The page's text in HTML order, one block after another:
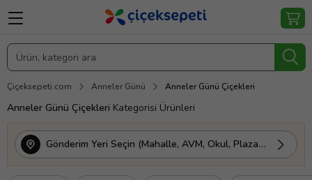
Çiçeksepeti.com Anneler Günü Anneler Günü Çiçekleri
Anneler Günü Çiçekleri Kategorisi Ürünleri
Gönderim Yeri Seçin (Mahalle, AVM, Okul, Plaza vs.)